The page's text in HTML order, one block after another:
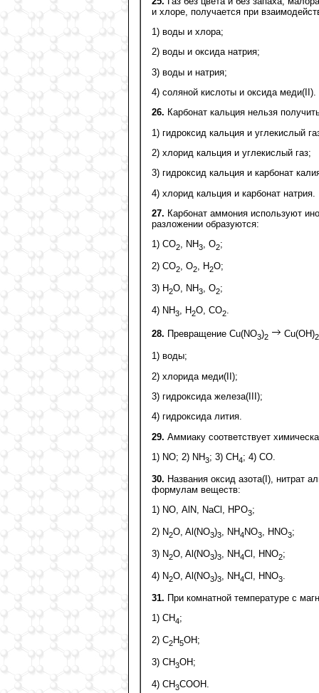
и хлоре, получается при
1) воды и хлора;
2) воды и оксида натрия;
3) воды и натрия;
4) соляной кислоты и оксида меди(II).
26. Карбонат кальция нельзя
1) гидроксид кальция и углекислый
2) хлорид кальция и углекислый газ;
3) гидроксид кальция и карбонат
4) хлорид кальция и карбонат натрия.
27. Карбонат аммония используют
разложении образуются:
1) CO2, NH3, O2;
2) CO2, O2, H2O;
3) H2O, NH3, O2;
4) NH3, H2O, CO2.
28. Превращение Cu(NО3)2 Cu(ОН)2
1) воды;
2) хлорида меди(II);
3) гидроксида железа(III);
4) гидроксида лития.
29. Аммиаку соответствует
1) NO; 2) NH3; 3) СH4; 4) CO.
30. Названия оксид азота(I), нитрат
формулам веществ:
1) NО, АlN, NaCl, HPO3;
2) N2O, Al(NO3)3, NH4NO3, НNO3;
3) N2O, Al(NO3)3, NH4Cl, НNO2;
4) N2O, Al(NO3)3, NH4Cl, НNO3.
31. При комнатной температуре с
1) СН4;
2) C2H5OH;
3) CH3OH;
4) CH3COOH.